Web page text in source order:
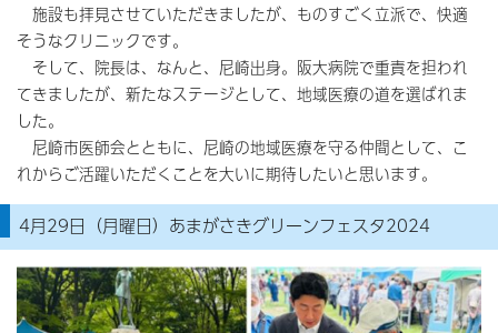
施設も拝見させていただきましたが、ものすごく立派で、快適
そうなクリニックです。
そして、院長は、なんと、尼崎出身。阪大病院で重責を担われ
てきましたが、新たなステージとして、地域医療の道を選ばれま
した。
尼崎市医師会とともに、尼崎の地域医療を守る仲間として、こ
れからご活躍いただくことを大いに期待したいと思います。
4月29日（月曜日）あまがさきグリーンフェスタ2024